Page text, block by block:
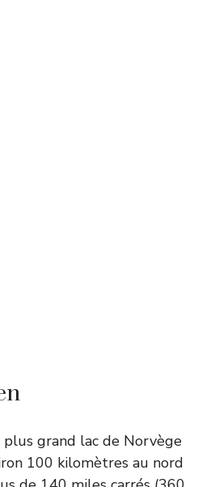
plus grand lac de Norvège
100 kilomètres au nord